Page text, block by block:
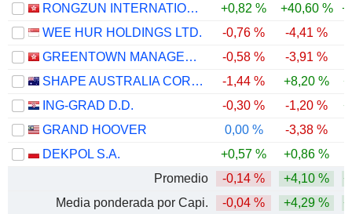
RONGZUN INTERNATIONAL HOLDINGS GROUP LIMITED
+0,82 % +40,60 %
WEE HUR HOLDINGS LTD.
-0,76 % -4,41 %
GREENTOWN MANAGEMENT HOLDINGS COMPANY LIMITED
-0,58 % -3,91 %
SHAPE AUSTRALIA CORPORATION LIMITED
-1,44 % +8,20 %
ING-GRAD D.D.
-0,30 % -1,20 %
GRAND HOOVER
0,00 % -3,38 %
DEKPOL S.A.
+0,57 % +0,86 %
Promedio
-0,14 % +4,10 %
Media ponderada por Capi.
-0,04 % +4,29 %